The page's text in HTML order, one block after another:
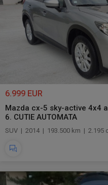
6.999 EUR
Mazda cx-5 sky-active 4x4
6. CUTIE AUTOMATA
SUV | 2014 | 193.500 km | 2.195